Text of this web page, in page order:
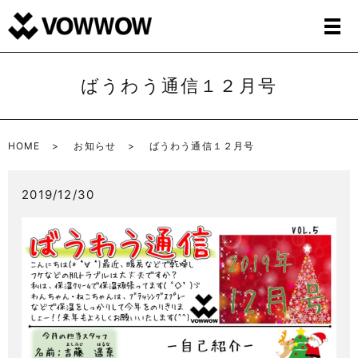
ばうわう通信１２月号
HOME お知らせ ばうわう通信１２月号
2019/12/30